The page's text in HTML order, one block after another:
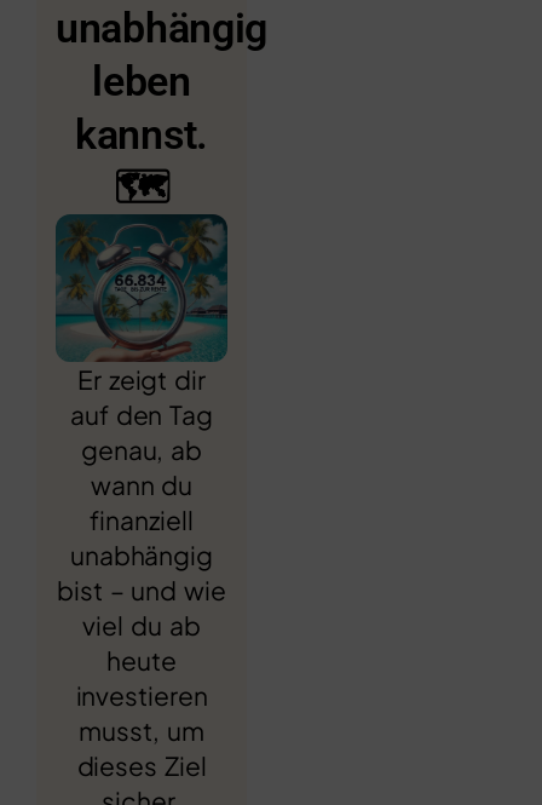
unabhängig
leben
kannst.
🗺️
Er zeigt dir
auf den Tag
genau, ab
wann du
finanziell
unabhängig
bist – und wie
viel du ab
heute
investieren
musst, um
dieses Ziel